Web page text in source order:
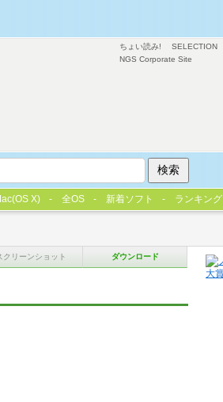
クリーンショット ダウンロード
ちょい読み! SELECTION
NGS Corporate Site
X) 全OS 新着ソフト ランキング